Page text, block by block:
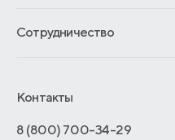
Отзывы покупателей
Обмен и возврат
Адреса магазинов
Договор-оферты
Сотрудничество
Отельерам
Контакты
8 (800) 700-34-29